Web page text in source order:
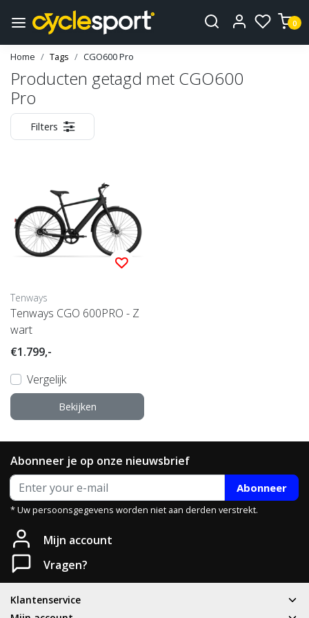
0
Home Tags CGO600 Pro
Producten getagd met CGO600
Pro
Filters
Tenways
Tenways CGO 600PRO - Z
wart
€1.799,-
Vergelijk
Bekijken
Abonneer je op onze nieuwsbrief
Abonneer
* Uw persoonsgegevens worden niet aan derden verstrekt.
Mijn account
Vragen?
Klantenservice